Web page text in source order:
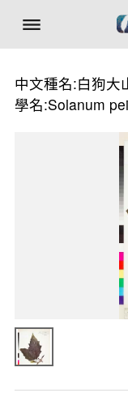
中文種名:白狗大
學名:Solanum